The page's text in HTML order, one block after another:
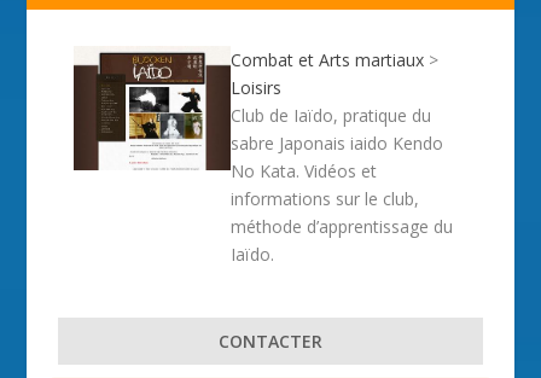
Combat et Arts martiaux >
Loisirs
Club de Iaïdo, pratique du
sabre Japonais iaido Kendo
No Kata. Vidéos et
informations sur le club,
méthode d’apprentissage du
Iaïdo.
CONTACTER